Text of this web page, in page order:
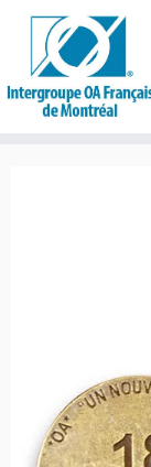
Passer
contenu